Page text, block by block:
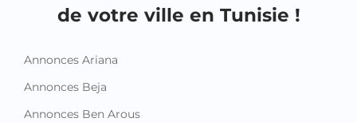
de votre ville en Tunisie !
Annonces Ariana
Annonces Beja
Annonces Ben Arous